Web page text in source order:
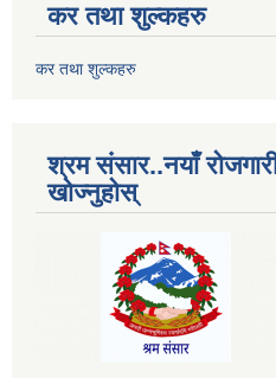
कर तथा शुल्कहरु
कर तथा शुल्कहरु
श्रम संसार..नयाँ
खोज्नुहोस्